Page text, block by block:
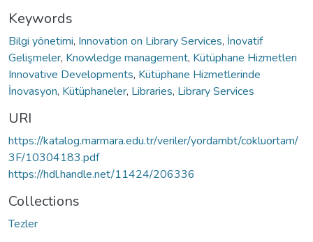
Keywords
Bilgi yönetimi, Innovation on Library Services, İnovatif
Gelişmeler, Knowledge management, Kütüphane Hizmetleri
Innovative Developments, Kütüphane Hizmetlerinde
İnovasyon, Kütüphaneler, Libraries, Library Services
URI
https://katalog.marmara.edu.tr/veriler/yordambt/cokluortam/
3F/10304183.pdf
https://hdl.handle.net/11424/206336
Collections
Tezler